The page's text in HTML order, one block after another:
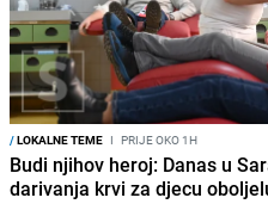
/LOKALNE TEME I PRIJE OKO 1H
Budi njihov heroj: Danas u
darivanja krvi za djecu